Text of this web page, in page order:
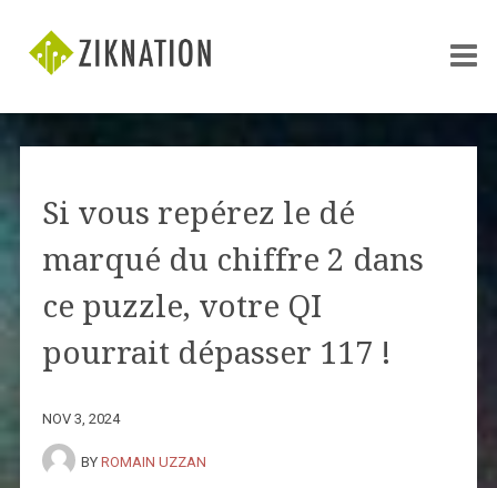
Si vous repérez le dé
marqué du chiffre 2 dans
ce puzzle, votre QI
pourrait dépasser 117 !
NOV 3, 2024
BY ROMAIN UZZAN